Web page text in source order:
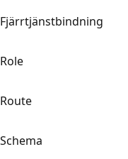
Fjärrtjänstbindning
Role
Route
Schema